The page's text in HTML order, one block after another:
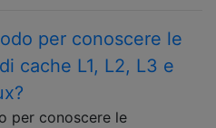
per conoscere le
cache L1, L2, L3 e
per conoscere le